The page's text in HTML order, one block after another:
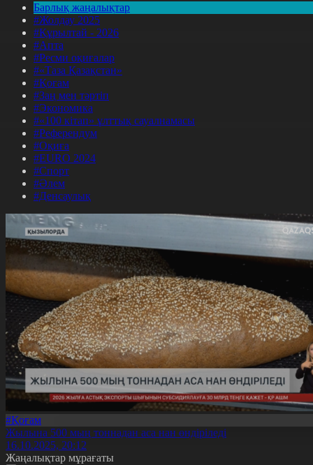
Барлық жаңалықтар
#Жолдау 2025
#Құрылтай - 2026
#Апта
#Ресми оқиғалар
#«Таза Қазақстан»
#Қоғам
#Заң мен тәртіп
#Экономика
#«100 кітап» ұлттық сауалнамасы
#Референдум
#Оқиға
#EURO 2024
#Спорт
#Әлем
#Денсаулық
#Қоғам
Жылына 500 мың тоннадан аса нан өндіріледі
16.10.2025, 20:12
Жаңалықтар мұрағаты